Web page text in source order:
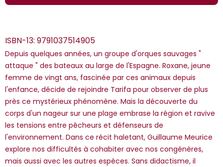
ISBN-13: 9791037514905
Depuis quelques années, un groupe d'orques sauvages "
attaque " des bateaux au large de l'Espagne. Roxane, jeune
femme de vingt ans, fascinée par ces animaux depuis
l'enfance, décide de rejoindre Tarifa pour observer de plus
près ce mystérieux phénomène. Mais la découverte du
corps d'un nageur sur une plage embrase la région et ravive
les tensions entre pêcheurs et défenseurs de
l'environnement. Dans ce récit haletant, Guillaume Meurice
explore nos difficultés à cohabiter avec nos congénères,
mais aussi avec les autres espèces. Sans didactisme, il
*Guests cannot publish reviews